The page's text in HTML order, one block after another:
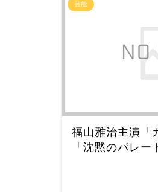
芸能
福山雅治主演「
「沈黙のパレー